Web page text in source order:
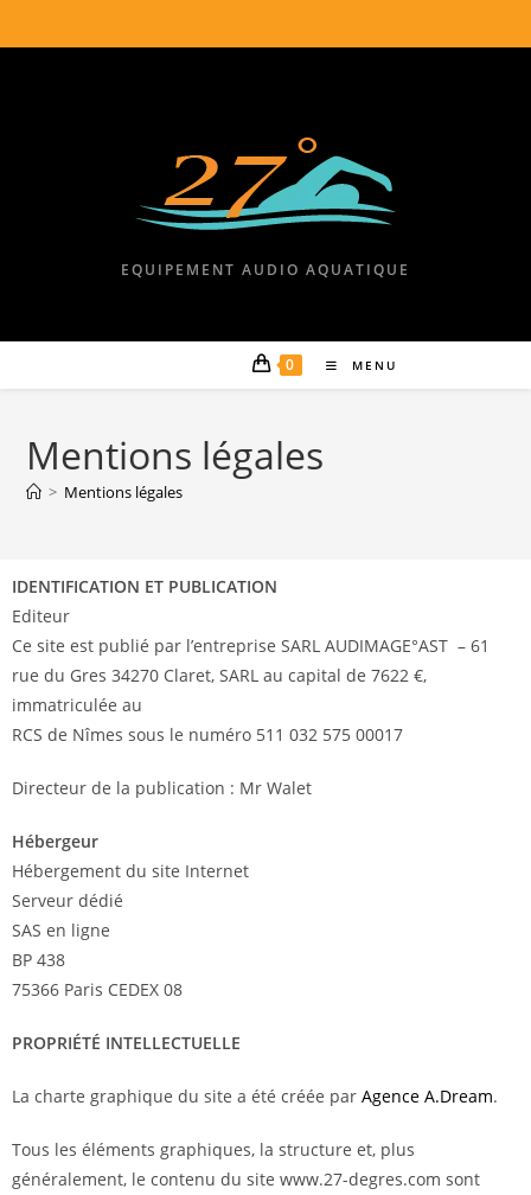
EQUIPEMENT AUDIO AQUATIQUE
0 MENU
Mentions légales
> Mentions légales
IDENTIFICATION ET PUBLICATION
Editeur
Ce site est publié par l’entreprise SARL AUDIMAGE°AST – 61
rue du Gres 34270 Claret, SARL au capital de 7622 €,
immatriculée au
RCS de Nîmes sous le numéro 511 032 575 00017
Directeur de la publication : Mr Walet
Hébergeur
Hébergement du site Internet
Serveur dédié
SAS en ligne
BP 438
75366 Paris CEDEX 08
PROPRIÉTÉ INTELLECTUELLE
La charte graphique du site a été créée par Agence A.Dream.
Tous les éléments graphiques, la structure et, plus
généralement, le contenu du site www.27-degres.com sont